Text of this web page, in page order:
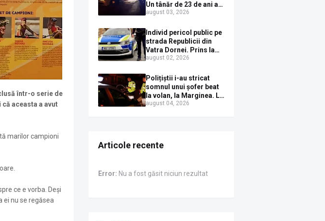
într-o serie de
aceasta a avut
marilor campioni
ce e vorba. Deși
ei nu se regăsea
Un tânăr de 23 de ani a
fugit de poliție cu un
un gard de pe strada
Sirenei
august 03, 2026
Individ pericol public pe
strada Republicii din
Vatra Dornei. Prins la
volan cu mașina
plină zi
august 02, 2026
Polițiștii i-au stricat
somnul unui șofer beat
la volan, la Marginea. L-
au trezit instant cu un
august 04, 2026
Articole recente
Error: Nu a fost găsit niciun rezultat